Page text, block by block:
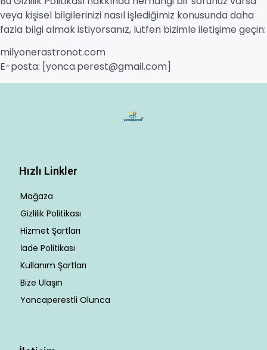
veya kişisel bilgilerinizi nasıl işlediğimiz konusunda daha
fazla bilgi almak istiyorsanız, lütfen bizimle iletişime geçin:
milyonerastronot.com
E-posta: [yonca.perest@gmail.com]
Hızlı Linkler
Mağaza
Gizlilik Politikası
Hizmet Şartları
İade Politikası
Kullanım Şartları
Bize Ulaşın
Yoncaperestli Olunca